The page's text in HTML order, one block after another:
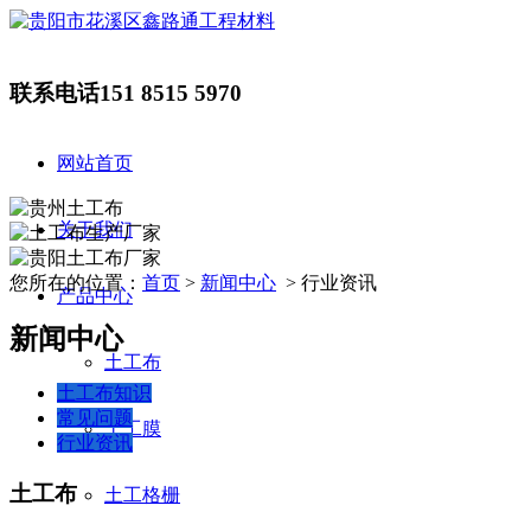
联系电话151 8515 5970
网站首页
关于我们
产品中心
土工布
土工膜
土工格栅
您所在的位置： 首页 > 新闻中心 > 行业资讯
新闻中心
土工布知识
常见问题
行业资讯
土工布